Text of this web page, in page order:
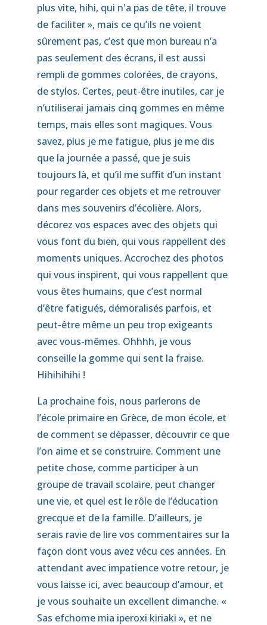
plus vite, hihi, qui n'a pas de tête, il trouve
de faciliter », mais ce qu’ils ne voient
sûrement pas, c’est que mon bureau n’a
pas seulement des écrans, il est aussi
rempli de gommes colorées, de crayons,
de stylos. Certes, peut-être inutiles, car je
n’utiliserai jamais cinq gommes en même
temps, mais elles sont magiques. Vous
savez, plus je me fatigue, plus je me dis
que la journée a passé, que je suis
toujours là, et qu’il me suffit d’un instant
pour regarder ces objets et me retrouver
dans mes souvenirs d’écolière. Alors,
décorez vos espaces avec des objets qui
vous font du bien, qui vous rappellent des
moments uniques. Accrochez des photos
qui vous inspirent, qui vous rappellent que
vous êtes humains, que c’est normal
d’être fatigués, démoralisés parfois, et
peut-être même un peu trop exigeants
avec vous-mêmes. Ohhhh, je vous
conseille la gomme qui sent la fraise.
Hihihihihi !
La prochaine fois, nous parlerons de
l’école primaire en Grèce, de mon école, et
de comment se dépasser, découvrir ce que
l’on aime et se construire. Comment une
petite chose, comme participer à un
groupe de travail scolaire, peut changer
une vie, et quel est le rôle de l’éducation
grecque et de la famille. D’ailleurs, je
serais ravie de lire vos commentaires sur la
façon dont vous avez vécu ces années. En
attendant avec impatience votre retour, je
vous laisse ici, avec beaucoup d’amour, et
je vous souhaite un excellent dimanche. «
Sas efchome mia iperoxi kiriaki », et ne